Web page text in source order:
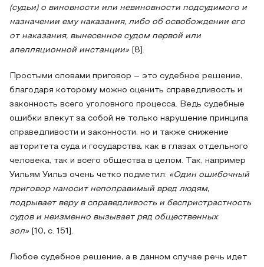
(судьи) о виновности или невиновности подсудимого и
назначении ему наказания, либо об освобождении его
от наказания, вынесенное судом первой или
апелляционной инстанции»
[8].
Простыми словами приговор – это судебное решение,
благодаря которому можно оценить справедливость и
законность всего уголовного процесса. Ведь судебные
ошибки влекут за собой не только нарушение принципа
справедливости и законности, но и также снижение
авторитета суда и государства, как в глазах отдельного
человека, так и всего общества в целом. Так, например
Уильям Уильз очень четко подметил: «Один ошибочный
приговор наносит непоправимый вред людям,
подрывает веру в справедливость и беспристрастность
судов и неизменно вызывает ряд общественных
зол»
[10, с. 151].
Любое судебное решение, а в данном случае речь идет